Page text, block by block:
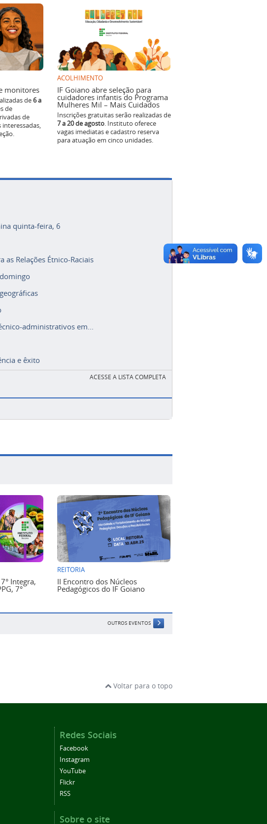
monitores
de
de
de
ACOLHIMENTO
IF Goiano abre seleção para
cuidadores infantis do Programa
Mulheres Mil – Mais Cuidados
Inscrições gratuitas serão realizadas de
7 a 20 de agosto. Instituto oferece
vagas imediatas e cadastro reserva
para atuação em cinco unidades.
Relações Étnico-Raciais
administrativos em...
e êxito
Integra,
7°
REITORIA
II Encontro dos Núcleos
Pedagógicos do IF Goiano
Facebook
YouTube
Flickr
RSS
Acessibilidade